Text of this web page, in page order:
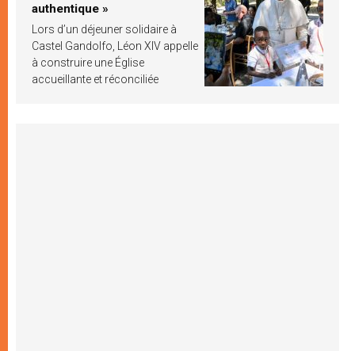
authentique »
Lors d’un déjeuner solidaire à
Castel Gandolfo, Léon XIV appelle
à construire une Église
accueillante et réconciliée